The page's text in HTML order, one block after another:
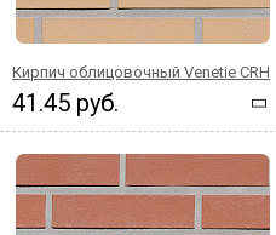
Кирпич облицовочный Venetie CRH
41.45 руб.